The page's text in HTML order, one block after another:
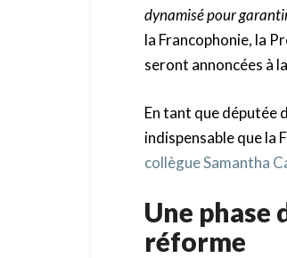
dynamisé pour
la Francophonie, la
seront annoncées à
En tant que députée
indispensable que la
collègue Samantha
Une
réforme